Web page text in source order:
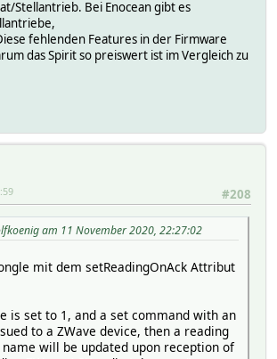
Stellantrieb. Bei Enocean gibt es
fehlenden Features in der Firmware
das Spirit so preiswert ist im Vergleich zu
#208
am 11 November 2020, 22:27:02
mit dem setReadingOnAck Attribut
is set to 1, and a set command with an
to a ZWave device, then a reading
will be updated upon reception of